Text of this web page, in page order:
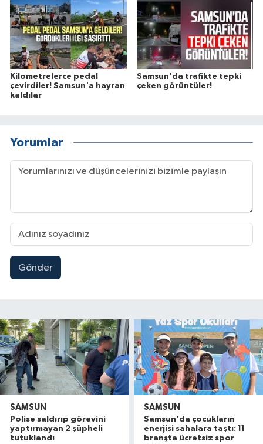
Kilometrelerce pedal
çevirdiler! Samsun'a hayran
kaldılar
Samsun'da trafikte tepki
çeken görüntüler!
Yorumlar
Gönder
SAMSUN
Polise saldırıp görevini
yaptırmayan 2 şüpheli
tutuklandı
SAMSUN
Samsun'da çocukların
enerjisi sahalara taştı: 11
branşta ücretsiz spor